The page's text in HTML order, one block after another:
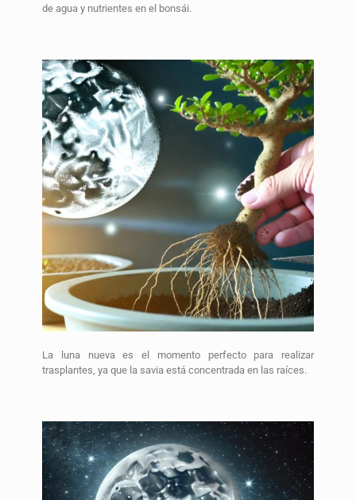
de agua y nutrientes en el bonsái.
La luna nueva es el momento perfecto para realizar
trasplantes, ya que la savia está concentrada en las raíces.